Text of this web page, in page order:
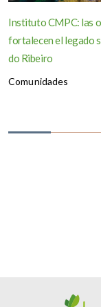
Instituto CMPC: las
fortalecen el legado
do Ribeiro
Comunidades